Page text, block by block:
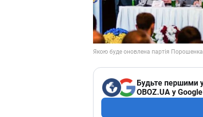
Будьте першими
OBOZ.UA у Google